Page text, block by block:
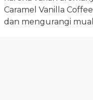
Caramel Vanilla
dan mengurangi